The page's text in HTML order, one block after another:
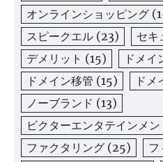
オンラインショッピング
スピークエル (23) セキ
デメリット (15) ドメイ
ドメイン移管 (15) ドメ
ノーブランド (13)
ビクターエンタテインメン
ファクタリング (25) フ